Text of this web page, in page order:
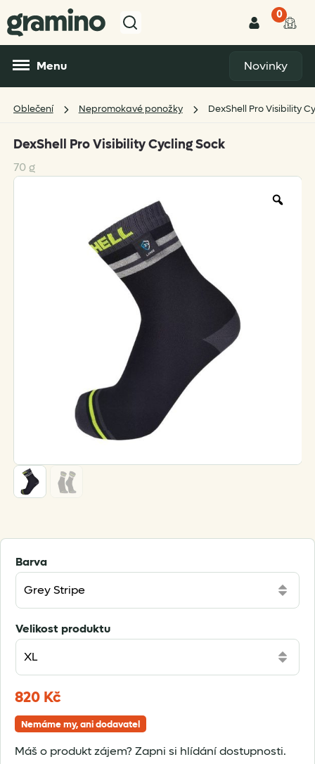
0
Menu Novinky
Oblečení Nepromokavé ponožky DexShell Pro Visibility
DexShell Pro Visibility Cycling Sock
70 g
Barva
Velikost produktu
820 Kč
Nemáme my, ani dodavatel
Máš o produkt zájem? Zapni si hlídání dostupnosti.